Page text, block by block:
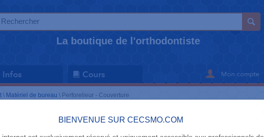
La boutique de l'orthodontiste
Infos Cours Mon compte
BIENVENUE SUR CECSMO.COM
\ Matériel de bureau \ Perforelieur - Couverture
Perforelieur - Couverture